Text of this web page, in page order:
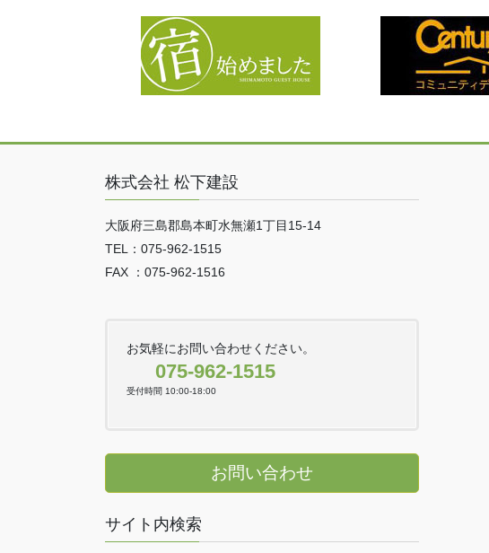
株式会社 松下建設
大阪府三島郡島本町水無瀬1丁目15-14
TEL：075-962-1515
FAX ：075-962-1516
お気軽にお問い合わせください。
075-962-1515
受付時間 10:00-18:00
お問い合わせ
サイト内検索